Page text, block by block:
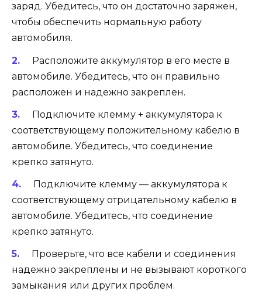
заряд. Убедитесь, что он достаточно заряжен,
чтобы обеспечить нормальную работу
автомобиля.
Расположите аккумулятор в его месте в
автомобиле. Убедитесь, что он правильно
расположен и надежно закреплен.
Подключите клемму + аккумулятора к
соответствующему положительному кабелю в
автомобиле. Убедитесь, что соединение
крепко затянуто.
Подключите клемму — аккумулятора к
соответствующему отрицательному кабелю в
автомобиле. Убедитесь, что соединение
крепко затянуто.
Проверьте, что все кабели и соединения
надежно закреплены и не вызывают короткого
замыкания или других проблем.